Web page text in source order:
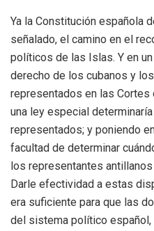
Ya la Constitución española
señalado, el camino en el
políticos de las Islas. Y en
derecho de los cubanos y
representados en las Cortes
una ley especial
representados; y poniendo
facultad de determinar
los representantes
Darle efectividad a estas
era suficiente para que las
del sistema político español,